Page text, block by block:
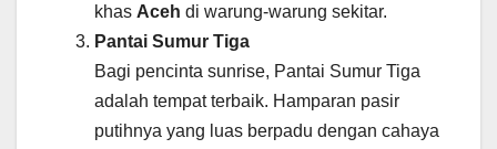
khas Aceh di warung-warung sekitar.
Pantai Sumur Tiga
Bagi pencinta sunrise, Pantai Sumur Tiga
adalah tempat terbaik. Hamparan pasir
putihnya yang luas berpadu dengan cahaya